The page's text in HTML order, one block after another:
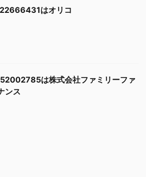
はオリコ
は株式会社ファミリーファ
ンス